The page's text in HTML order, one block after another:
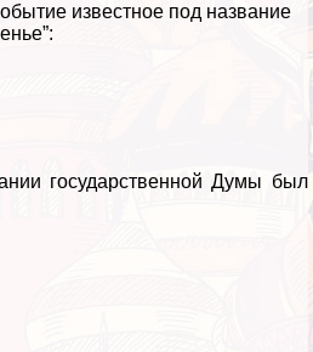
известное под название
государственной Думы был